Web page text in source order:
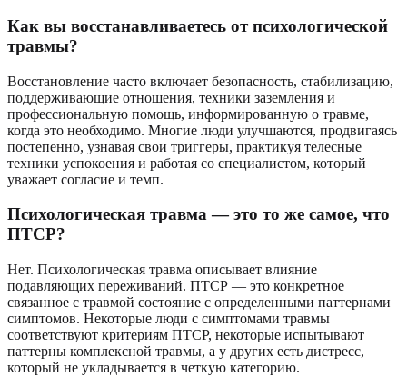
Как вы восстанавливаетесь от психологической
травмы?
Восстановление часто включает безопасность, стабилизацию,
поддерживающие отношения, техники заземления и
профессиональную помощь, информированную о травме,
когда это необходимо. Многие люди улучшаются, продвигаясь
постепенно, узнавая свои триггеры, практикуя телесные
техники успокоения и работая со специалистом, который
уважает согласие и темп.
Психологическая травма — это то же самое, что
ПТСР?
Нет. Психологическая травма описывает влияние
подавляющих переживаний. ПТСР — это конкретное
связанное с травмой состояние с определенными паттернами
симптомов. Некоторые люди с симптомами травмы
соответствуют критериям ПТСР, некоторые испытывают
паттерны комплексной травмы, а у других есть дистресс,
который не укладывается в четкую категорию.